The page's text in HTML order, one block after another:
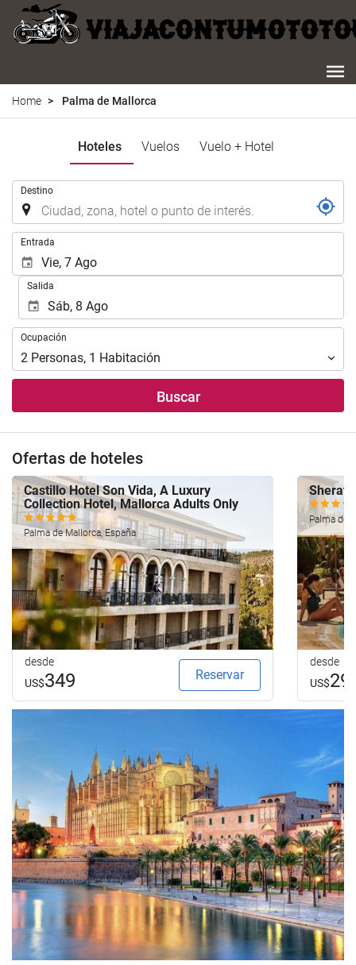
Home Palma de Mallorca
Hoteles Vuelos Vuelo + Hotel
Destino
Entrada
Salida
Ocupación
Ocupación
2 Personas, 1 Habitación
Buscar
Ofertas de hoteles
Castillo Hotel Son Vida, A Luxury
Collection Hotel, Mallorca Adults Only
Palma de Mallorca, España
desde
US$349 Reservar
Palma de
desde
US$